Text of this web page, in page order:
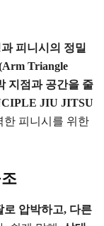
피니시의 정밀
Triangle
지점과 공간을 줄
JIU JITSU
한 피니시를 위한
로 압박하고, 다른